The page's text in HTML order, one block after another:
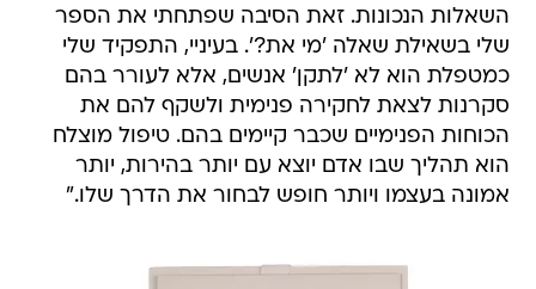
השאלות הנכונות. זאת הסיבה שפתחתי את הספר
שלי בשאילת שאלה 'מי את?'. בעיניי, התפקיד שלי
כמטפלת הוא לא 'לתקן' אנשים, אלא לעורר בהם
סקרנות לצאת לחקירה פנימית ולשקף להם את
הכוחות הפנימיים שכבר קיימים בהם. טיפול מוצלח
הוא תהליך שבו אדם יוצא עם יותר בהירות, יותר
אמונה בעצמו ויותר חופש לבחור את הדרך שלו."